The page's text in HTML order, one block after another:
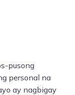
pusong
personal na
ay nagbigay